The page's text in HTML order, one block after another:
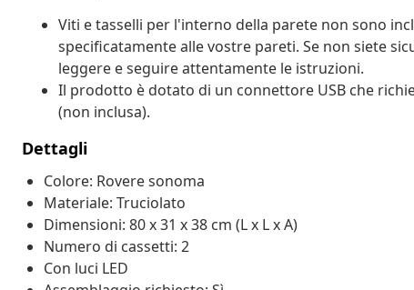
Viti e tasselli per l'interno della parete non sono
specificatamente alle vostre pareti. Se non siete
leggere e seguire attentamente le istruzioni.
Il prodotto è dotato di un connettore USB che
(non inclusa).
Dettagli
Colore: Rovere sonoma
Materiale: Truciolato
Dimensioni: 80 x 31 x 38 cm (L x L x A)
Numero di cassetti: 2
Con luci LED